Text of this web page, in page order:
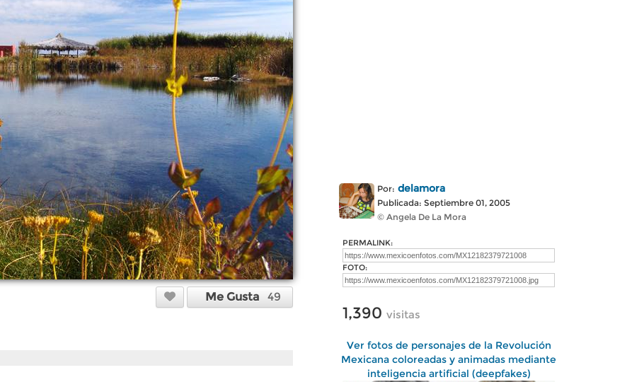
Me Gusta 49
Por: delamora
Publicada: Septiembre 01, 2005
© Angela De La Mora
PERMALINK:
FOTO:
1,390 visitas
Ver fotos de personajes de la Revolución
Mexicana coloreadas y animadas mediante
inteligencia artificial (deepfakes)